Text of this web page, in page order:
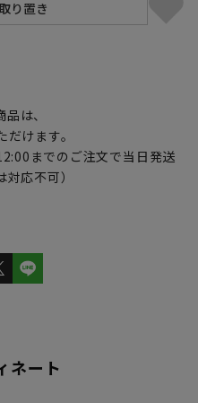
は、
けます。
までのご注文で当日発送
応不可）
ネート